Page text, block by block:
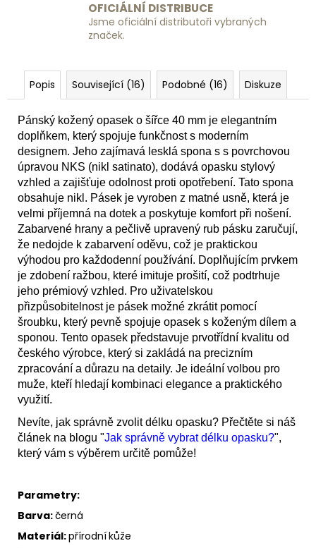
OFICIÁLNÍ DISTRIBUCE
Jsme oficiální distributoři vybraných
značek.
Popis Související (16) Podobné (16) Diskuze
Pánský kožený opasek o šířce 40 mm je elegantním
doplňkem, který spojuje funkčnost s moderním
designem. Jeho zajímavá lesklá spona s s povrchovou
úpravou NKS (nikl satinato), dodává opasku stylový
vzhled a zajišťuje odolnost proti opotřebení. Tato spona
obsahuje nikl. Pásek je vyroben z matné usně, která je
velmi příjemná na dotek a poskytuje komfort při nošení.
Zabarvené hrany a pečlivě upravený rub pásku zaručují,
že nedojde k zabarvení oděvu, což je praktickou
výhodou pro každodenní používání. Doplňujícím prvkem
je zdobení ražbou, které imituje prošití, což podtrhuje
jeho prémiový vzhled. Pro uživatelskou
přizpůsobitelnost je pásek možné zkrátit pomocí
šroubku, který pevně spojuje opasek s koženým dílem a
sponou. Tento opasek představuje prvotřídní kvalitu od
českého výrobce, který si zakládá na precizním
zpracování a důrazu na detaily. Je ideální volbou pro
muže, kteří hledají kombinaci elegance a praktického
využití.
Nevíte, jak správně zvolit délku opasku? Přečtěte si náš
článek na blogu "Jak správně vybrat délku opasku?",
který vám s výběrem určitě pomůže!
Parametry:
Barva:černá
Materiál:přírodníkůže